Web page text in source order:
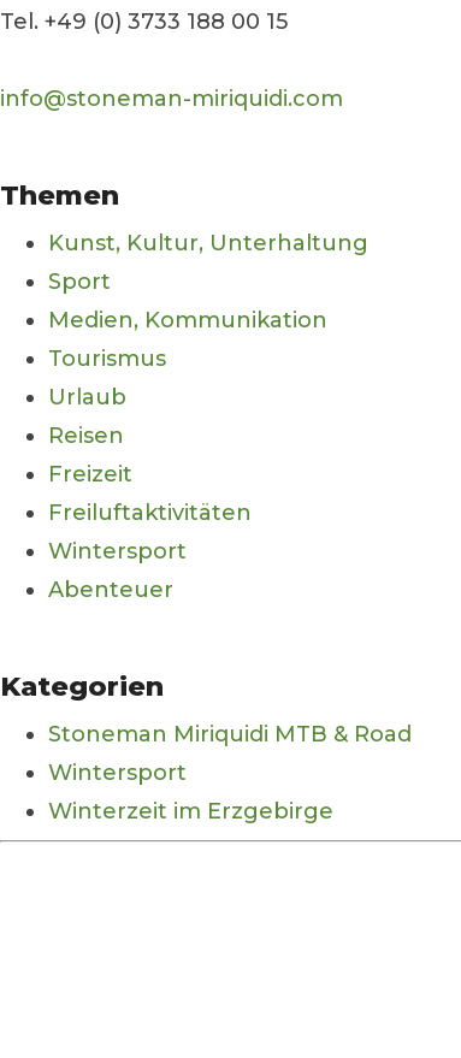
Tel. +49 (0) 3733 188 00 15
info@stoneman-miriquidi.com
Themen
Kunst, Kultur, Unterhaltung
Sport
Medien, Kommunikation
Tourismus
Urlaub
Reisen
Freizeit
Freiluftaktivitäten
Wintersport
Abenteuer
Kategorien
Stoneman Miriquidi MTB & Road
Wintersport
Winterzeit im Erzgebirge